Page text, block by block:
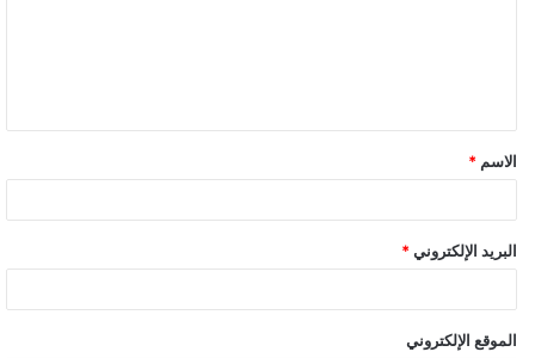
ق
*
الاسم *
البريد الإلكتروني *
الموقع الإلكتروني